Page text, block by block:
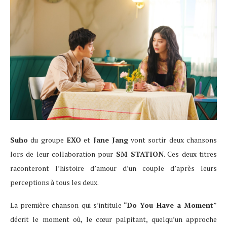
Suho du groupe EXOet Jane Jangvont sortir deux chansons
lors de leur collaboration pour SM STATION. Ces deux titres
raconteront l’histoire d’amour d’un couple d’après leurs
perceptions à tous les deux.
La première chanson qui s’intitule “Do You Have a Moment”
décrit le moment où, le cœur palpitant, quelqu’un approche